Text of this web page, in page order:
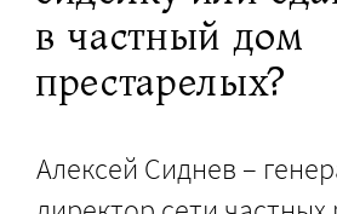
в частный дом
престарелых?
Алексей Сиднев –